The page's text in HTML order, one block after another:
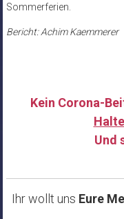
Sommerferien.
Bericht: Achim Kaemmerer
Kein Corona-
Und
Ihr wollt uns Eure